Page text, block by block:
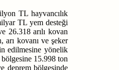
TL hayvancılık
TL yem desteği
26.318 arılı kovan
arı kovanı ve şeker
edilmesine yönelik
15.998 ton
deprem bölgesinde